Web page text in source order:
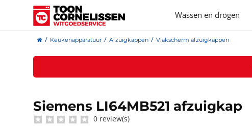
Wassen en drogen
Keukenapparatuur Afzuigkappen Vlakscherm afzuigkappen
Siemens LI64MB521 afzuigkap
0 review(s)